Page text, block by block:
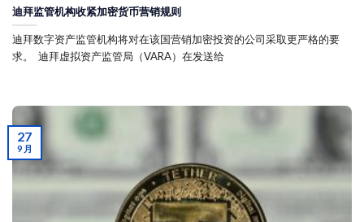
迪拜监管机构收紧加密货币营销规则
迪拜数字资产监管机构将对在该国营销加密投资的公司采取更严格的要
求。 迪拜虚拟资产监管局（VARA）在发送给
27
9 月